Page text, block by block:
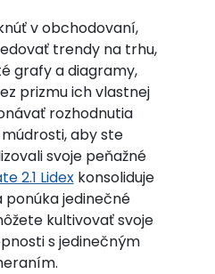
v obchodovaní,
trendy na trhu,
grafy a diagramy,
prizmu ich vlastnej
rozhodnutia
aby ste
svoje peňažné
2.1 Lidexkonsoliduje
ponúka jedinečné
kultivovať svoje
s jedinečným